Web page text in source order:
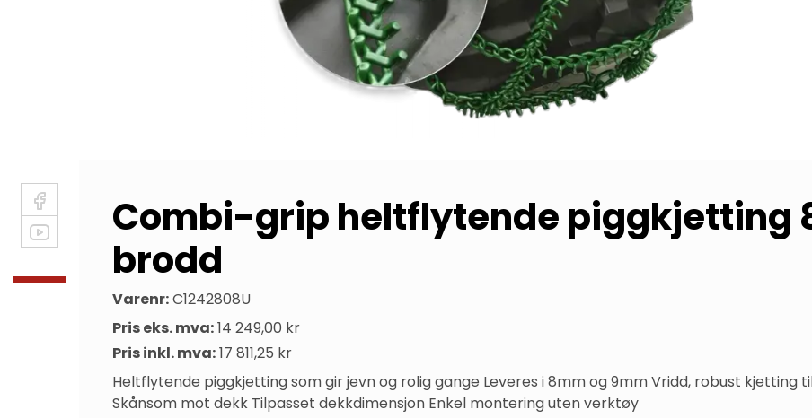
Combi-grip heltflytende piggkjetting 8
brodd
Varenr:C1242808U
Pris eks. mva:14 249,00 kr
Pris inkl. mva:17 811,25 kr
Heltflytende piggkjetting som gir jevn og rolig gange Leveres i 8mm og 9mm Vridd, robust kjetting
Skånsom mot dekk Tilpasset dekkdimensjon Enkel montering uten verktøy